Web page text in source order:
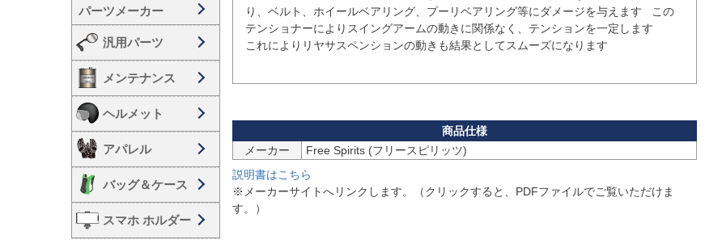
汎用パーツ
メンテナンス
ヘルメット
アパレル
バッグ＆ケース
スマホ ホルダー
り、ベルト、ホイールベアリング、プーリベアリング等にダメージを与えます   この
テンショナーによりスイングアームの動きに関係なく、テンションを一定します
これによりリヤサスペンションの動きも結果としてスムーズになります
メーカー
Free Spirits (フリースピリッツ)
説明書はこちら
※メーカーサイトへリンクします。（クリックすると、PDFファイルでご覧いただけま
す。）